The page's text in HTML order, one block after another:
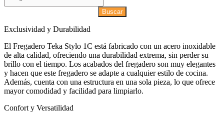
Buscar
Exclusividad y Durabilidad
El Fregadero Teka Stylo 1C está fabricado con un acero inoxidable
de alta calidad, ofreciendo una durabilidad extrema, sin perder su
brillo con el tiempo. Los acabados del fregadero son muy elegantes
y hacen que este fregadero se adapte a cualquier estilo de cocina.
Además, cuenta con una estructura en una sola pieza, lo que ofrece
mayor comodidad y facilidad para limpiarlo.
Confort y Versatilidad